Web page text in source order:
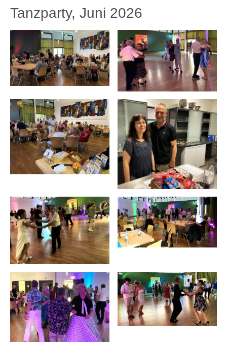
Tanzparty, Juni 2026